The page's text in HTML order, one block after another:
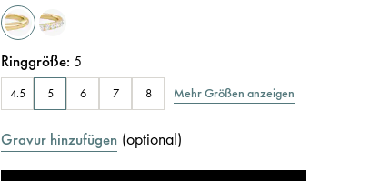
Ringgröße:5
4.5 5 6 7 8 Mehr Größen anzeigen
Gravur hinzufügen (optional)